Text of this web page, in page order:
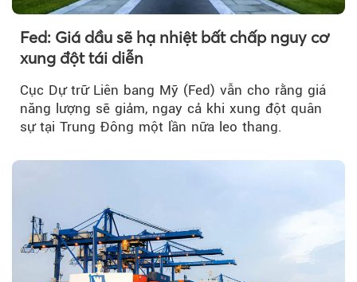
Fed: Giá dầu sẽ hạ nhiệt bất chấp nguy cơ
xung đột tái diễn
Cục Dự trữ Liên bang Mỹ (Fed) vẫn cho rằng giá
năng lượng sẽ giảm, ngay cả khi xung đột quân
sự tại Trung Đông một lần nữa leo thang.